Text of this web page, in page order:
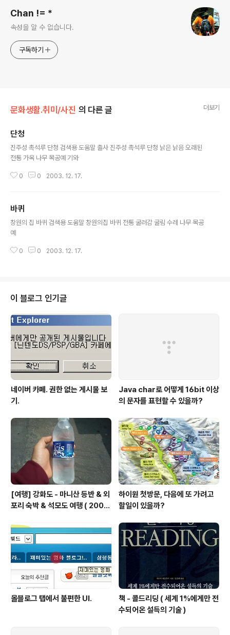
Chan != *
속성을 알 수 없습니다.
구독하기
문화생활.취미/사진 의 다른 글 더보기
단청
진주성 촉석루 단청 검색용 도움말 출사 진주성 촉석루 단청 낡은 낡음 오래된
전통 가옥 나무 목공예 기와
0 0 2003. 12. 17.
바퀴
창원의 집 바퀴 검색용 도움말 창원의집 바퀴 전통 굴러감 굴림 수레 나무 목공
예
0 0 2003. 12. 17.
이 블로그 인기글
네이버 카페. 권한 없는 게시물 보
기.
Java char로 어떻게 16bit 이상
의 문자를 표현할 수 있을까?
[여행] 강화도 - 마니산 등반 & 외
포리 숙박 & 석모도 여행 ( 2008
하이원 첫방문, 다음에 또 가려고
할일이 있을까?
올블로그 탭에서 불편한 UI.
책 - 콜드리딩 ( 세계 1%에게만 전
수되어온 설득의 기술 )